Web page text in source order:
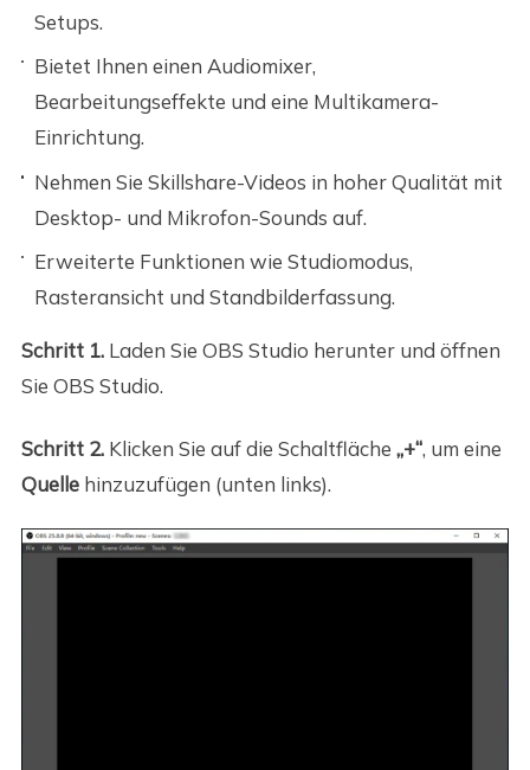
Setups.
Bietet Ihnen einen Audiomixer,
Bearbeitungseffekte und eine Multikamera-
Einrichtung.
Nehmen Sie Skillshare-Videos in hoher Qualität mit
Desktop- und Mikrofon-Sounds auf.
Erweiterte Funktionen wie Studiomodus,
Rasteransicht und Standbilderfassung.
Schritt 1.Laden Sie OBS Studio herunter und öffnen
Sie OBS Studio.
Schritt 2.Klicken Sie auf die Schaltfläche „+“, um eine
Quellehinzuzufügen (unten links).